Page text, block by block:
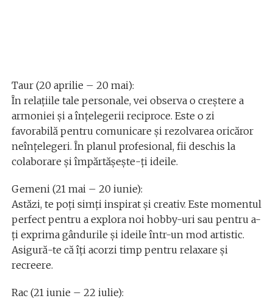
Taur (20 aprilie – 20 mai):
În relațiile tale personale, vei observa o creștere a
armoniei și a înțelegerii reciproce. Este o zi
favorabilă pentru comunicare și rezolvarea oricăror
neînțelegeri. În planul profesional, fii deschis la
colaborare și împărtășește-ți ideile.
Gemeni (21 mai – 20 iunie):
Astăzi, te poți simți inspirat și creativ. Este momentul
perfect pentru a explora noi hobby-uri sau pentru a-
ți exprima gândurile și ideile într-un mod artistic.
Asigură-te că îți acorzi timp pentru relaxare și
recreere.
Rac (21 iunie – 22 iulie):